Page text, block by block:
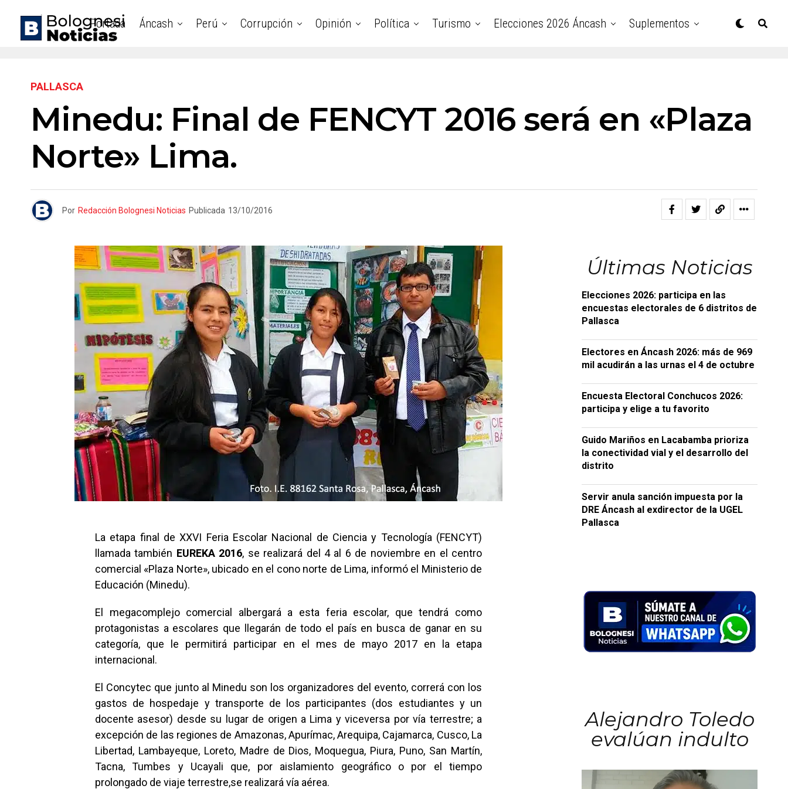
Portada Áncash Perú Corrupción Opinión Política Turismo Elecciones 2026 Áncash Suplementos
PALLASCA
Minedu: Final de FENCYT 2016 será en «Plaza
Norte» Lima.
Por Redacción Bolognesi Noticias Publicada 13/10/2016
La etapa final de XXVI Feria Escolar Nacional de Ciencia y Tecnología (FENCYT)
llamada también EUREKA 2016, se realizará del 4 al 6 de noviembre en el centro
comercial «Plaza Norte», ubicado en el cono norte de Lima, informó el Ministerio de
Educación (Minedu).
El megacomplejo comercial albergará a esta feria escolar, que tendrá como
protagonistas a escolares que llegarán de todo el país en busca de ganar en su
categoría, que le permitirá participar en el mes de mayo 2017 en la etapa
internacional.
El Concytec que junto al Minedu son los organizadores del evento, correrá con los
gastos de hospedaje y transporte de los participantes (dos estudiantes y un
docente asesor) desde su lugar de origen a Lima y viceversa por vía terrestre; a
excepción de las regiones de Amazonas, Apurímac, Arequipa, Cajamarca, Cusco, La
Libertad, Lambayeque, Loreto, Madre de Dios, Moquegua, Piura, Puno, San Martín,
Tacna, Tumbes y Ucayali que, por aislamiento geográfico o por el tiempo
prolongado de viaje terrestre,se realizará vía aérea.
Últimas Noticias
Elecciones 2026: participa en las
encuestas electorales de 6 distritos de
Pallasca
Electores en Áncash 2026: más de 969
mil acudirán a las urnas el 4 de octubre
Encuesta Electoral Conchucos 2026:
participa y elige a tu favorito
Guido Mariños en Lacabamba prioriza
la conectividad vial y el desarrollo del
distrito
Servir anula sanción impuesta por la
DRE Áncash al exdirector de la UGEL
Pallasca
Alejandro Toledo
evalúan indulto